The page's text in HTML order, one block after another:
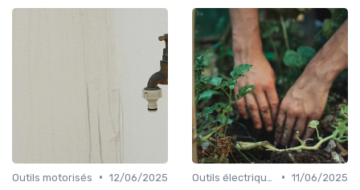
Outils motorisés • 12/06/2025
• 11/06/2025